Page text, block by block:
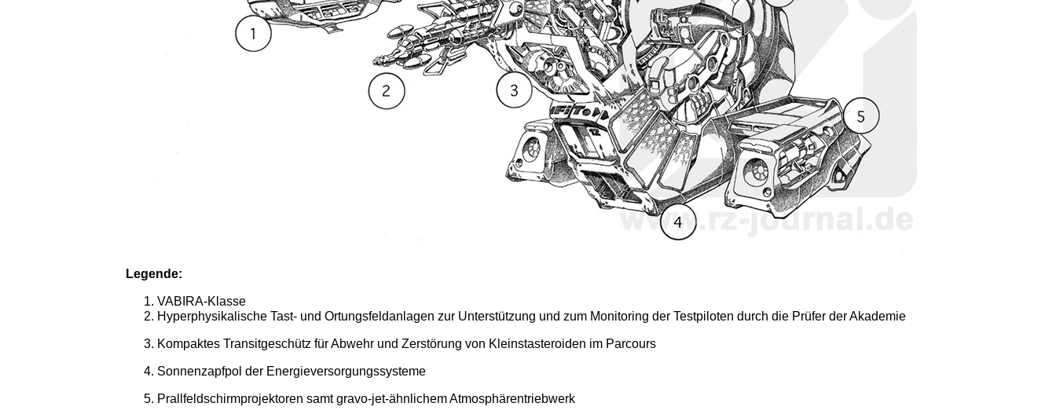
Legende:
VABIRA-Klasse
Hyperphysikalische Tast- und Ortungsfeldanlagen zur Unterstützung und zum Monitoring der Testpiloten durch die Prüfer der Akademie
Kompaktes Transitgeschütz für Abwehr und Zerstörung von Kleinstasteroiden im Parcours
Sonnenzapfpol der Energieversorgungssysteme
Prallfeldschirmprojektoren samt gravo-jet-ähnlichem Atmosphärentriebwerk